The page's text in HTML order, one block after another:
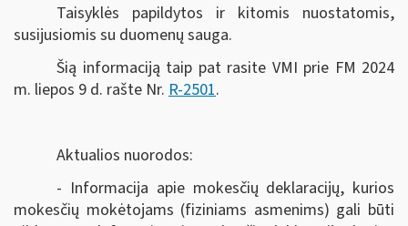
Taisyklės papildytos ir kitomis nuostatomis,
susijusiomis su duomenų sauga.
Šią informaciją taip pat rasite VMI prie FM 2024
m. liepos 9 d. rašte Nr. R-2501.
Aktualios nuorodos:
- Informacija apie mokesčių deklaracijų, kurios
mokesčių mokėtojams (fiziniams asmenims) gali būti